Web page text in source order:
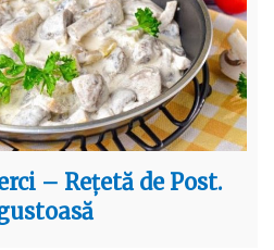
– Rețetă de Post.